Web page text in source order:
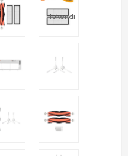
Tükendi